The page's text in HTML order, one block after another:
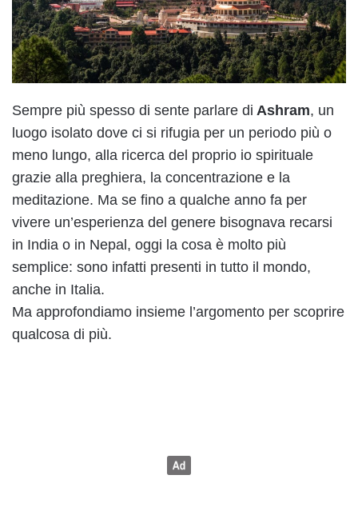
Sempre più spesso di sente parlare di Ashram, un
luogo isolato dove ci si rifugia per un periodo più o
meno lungo, alla ricerca del proprio io spirituale
grazie alla preghiera, la concentrazione e la
meditazione. Ma se fino a qualche anno fa per
vivere un’esperienza del genere bisognava recarsi
in India o in Nepal, oggi la cosa è molto più
semplice: sono infatti presenti in tutto il mondo,
anche in Italia.
Ma approfondiamo insieme l’argomento per scoprire
qualcosa di più.